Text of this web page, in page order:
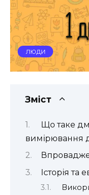
ЛЮДИ
Зміст
Що таке
вимірювання
Історія